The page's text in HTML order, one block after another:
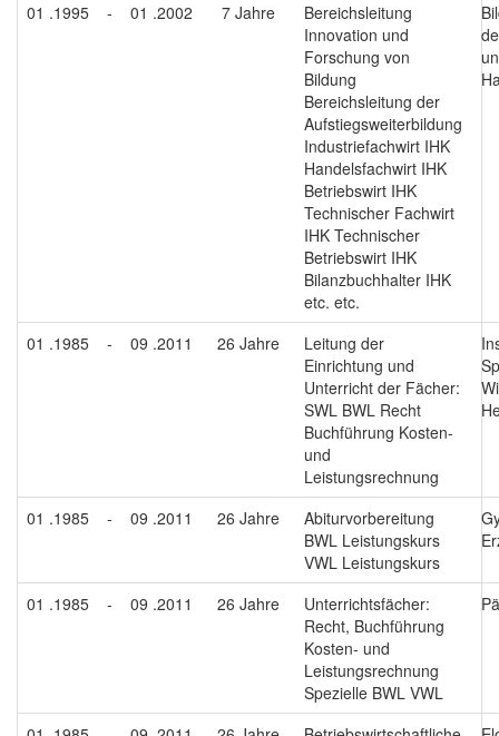
01 .1995 - 01 .2002 7 Jahre
Bereichsleitung
Innovation und
Forschung von
Bildung
Bereichsleitung der
Aufstiegsweiterbildung
Industriefachwirt IHK
Handelsfachwirt IHK
Betriebswirt IHK
Technischer Fachwirt
IHK Technischer
Betriebswirt IHK
Bilanzbuchhalter IHK
etc. etc.
01 .1985 - 09 .2011 26 Jahre
Leitung der
Einrichtung und
Unterricht der Fächer:
SWL BWL Recht
Buchführung Kosten-
und
Leistungsrechnung
01 .1985 - 09 .2011 26 Jahre
Abiturvorbereitung
BWL Leistungskurs
VWL Leistungskurs
01 .1985 - 09 .2011 26 Jahre
Unterrichtsfächer:
Recht, Buchführung
Kosten- und
Leistungsrechnung
Spezielle BWL VWL